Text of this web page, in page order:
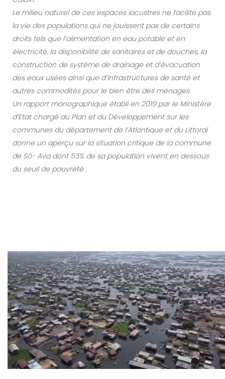
Le milieu naturel de ces espaces lacustres ne facilite pas
la vie des populations qui ne jouissent pas de certains
droits tels que l’alimentation en eau potable et en
électricité, la disponibilité de sanitaires et de douches, la
construction de système de drainage et d’évacuation
des eaux usées ainsi que d’infrastructures de santé et
autres commodités pour le bien être des ménages.
Un rapport monographique établi en 2019 par le Ministère
d’Etat chargé du Plan et du Développement sur les
communes du département de l’Atlantique et du Littoral
donne un aperçu sur la situation critique de la commune
de Sô- Ava dont 53% de sa population vivent en dessous
du seuil de pauvreté .